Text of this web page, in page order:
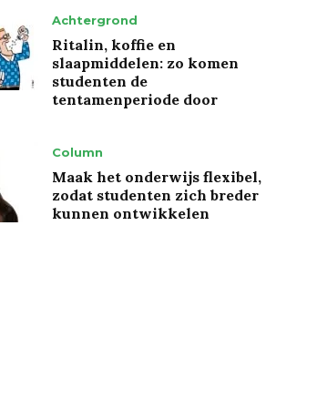
Achtergrond
Ritalin, koffie en
slaapmiddelen: zo komen
studenten de
tentamenperiode door
Column
Maak het onderwijs flexibel,
zodat studenten zich breder
kunnen ontwikkelen